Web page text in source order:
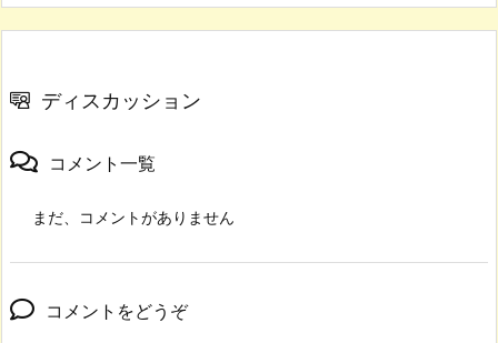
ディスカッション
コメント一覧
まだ、コメントがありません
コメントをどうぞ